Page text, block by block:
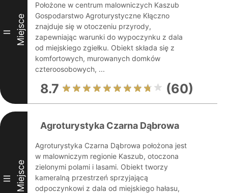
II Miejsce
Położone w centrum malowniczych Kaszub
Gospodarstwo Agroturystyczne Kłączno
znajduje się w otoczeniu przyrody,
zapewniając warunki do wypoczynku z dala
od miejskiego zgiełku. Obiekt składa się z
komfortowych, murowanych domków
czteroosobowych, ...
8.7 (60)
III Miejsce
Agroturystyka Czarna Dąbrowa
Agroturystyka Czarna Dąbrowa położona jest
w malowniczym regionie Kaszub, otoczona
zielonymi polami i lasami. Obiekt tworzy
kameralną przestrzeń sprzyjającą
odpoczynkowi z dala od miejskiego hałasu,